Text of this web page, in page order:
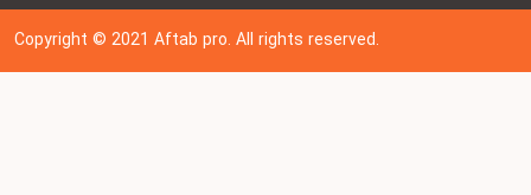
Copyright © 202 1Aftab pro. All rights reserved.